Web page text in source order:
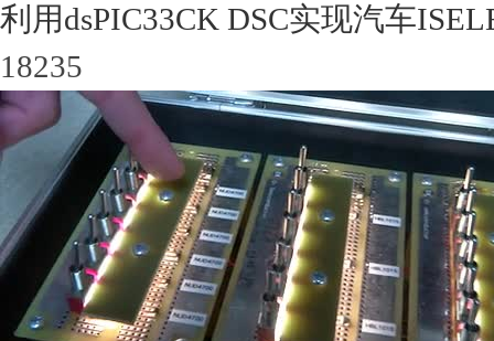
利用dsPIC33CK DSC实现汽车
18235